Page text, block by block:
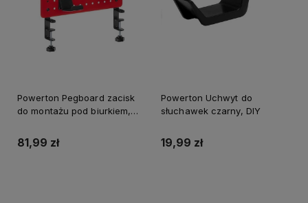
Powerton Pegboard zacisk
do montażu pod biurkiem,
81,99 zł
Powerton Uchwyt do
słuchawek czarny, DIY
19,99 zł